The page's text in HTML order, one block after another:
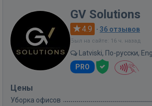
GV Solutions
4.9 · 36 отзывов
Был на сайте: 16 ч. назад
Latviski, По-русски,
PRO
Цены
Уборка офисов